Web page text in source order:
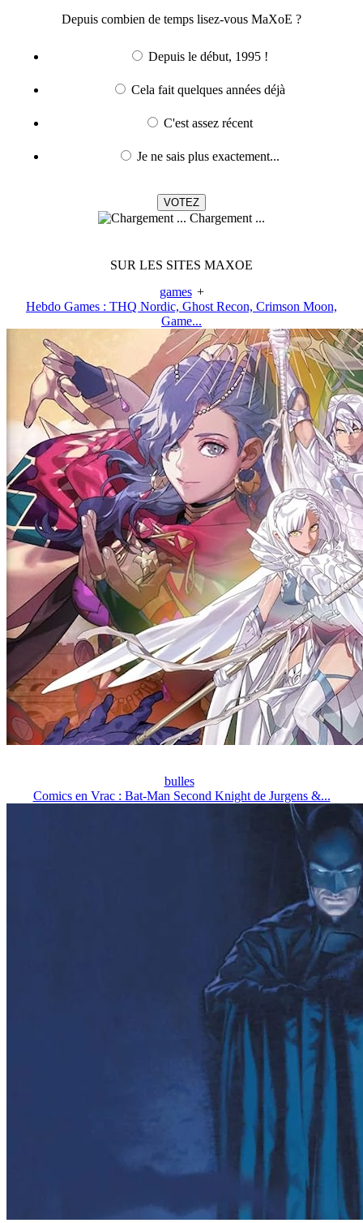
Depuis combien de temps lisez-vous MaXoE ?
Depuis le début, 1995 !
Cela fait quelques années déjà
C'est assez récent
Je ne sais plus exactement...
Chargement ...
SUR LES SITES MAXOE
games +
Hebdo Games : THQ Nordic, Ghost Recon, Crimson Moon,
Game...
bulles
Comics en Vrac : Bat-Man Second Knight de Jurgens &...